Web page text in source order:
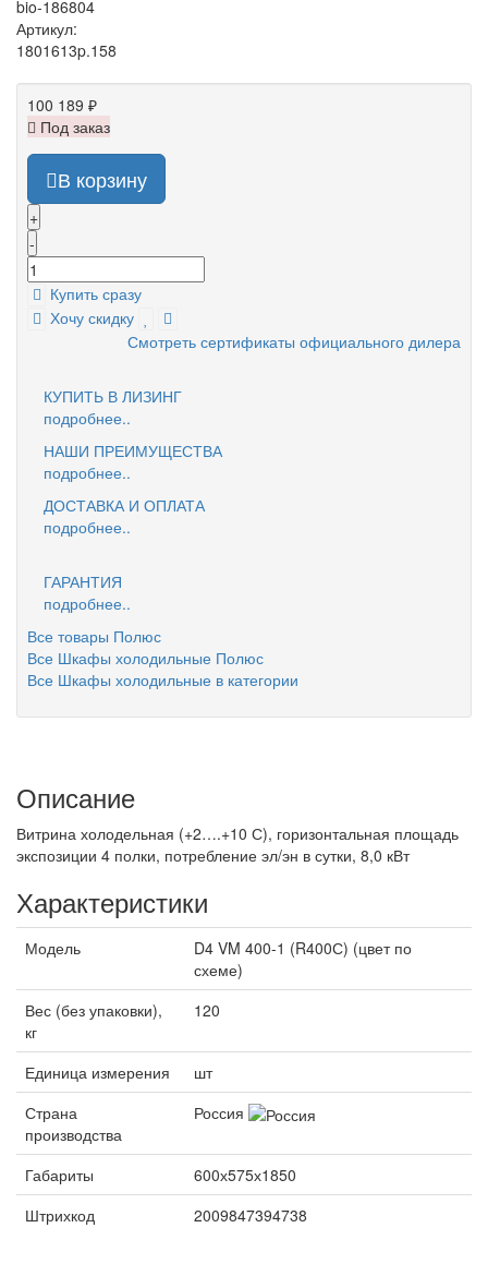
bio-186804
Артикул:
1801613p.158
100 189 ₽
Под заказ
В корзину
+
-
Купить сразу
Хочу скидку
Смотреть сертификаты официального дилера
КУПИТЬ В ЛИЗИНГ
подробнее..
НАШИ ПРЕИМУЩЕСТВА
подробнее..
ДОСТАВКА И ОПЛАТА
подробнее..
ГАРАНТИЯ
подробнее..
Все товары Полюс
Все Шкафы холодильные Полюс
Все Шкафы холодильные в категории
Описание
Витрина холодельная (+2….+10 С), горизонтальная площадь
экспозиции 4 полки, потребление эл/эн в сутки, 8,0 кВт
Характеристики
Модель
D4 VM 400-1 (R400С) (цвет по
схеме)
Вес (без упаковки),
кг
120
Единица измерения
шт
Страна
производства
Россия
Габариты
600х575х1850
Штрихкод
2009847394738